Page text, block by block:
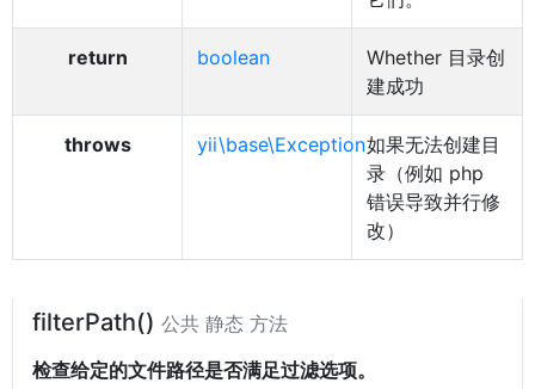
return boolean
Whether 目录创
建成功
throws yii\base\Exception如果无法创建目
录（例如 php
错误导致并行修
改）
filterPath() 公共 静态 方法
检查给定的文件路径是否满足过滤选项。